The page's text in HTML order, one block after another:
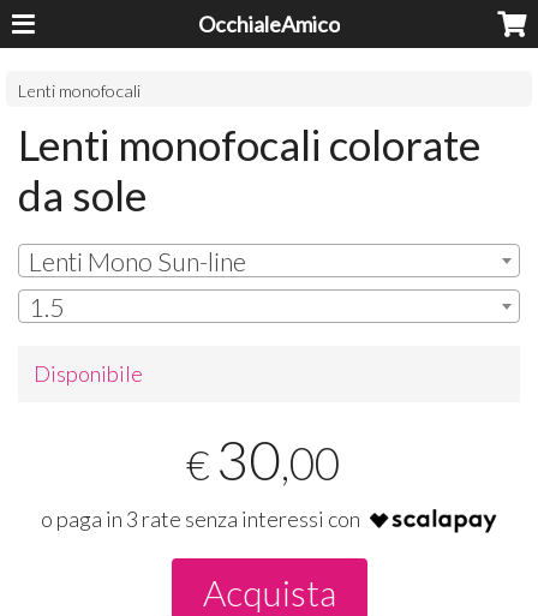
OcchialeAmico
Lenti monofocali
Lenti monofocali colorate
da sole
Lenti Mono Sun-line
1.5
Disponibile
€ 30,00
o paga in 3 rate senza interessi con
Acquista